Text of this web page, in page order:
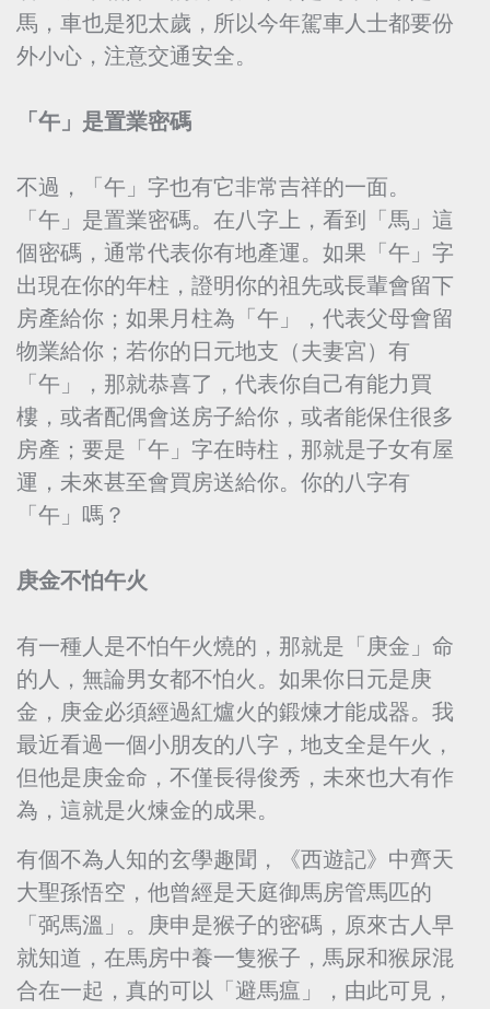
馬，車也是犯太歲，所以今年駕車人士都要份
外小心，注意交通安全。
「午」是置業密碼
不過，「午」字也有它非常吉祥的一面。
「午」是置業密碼。在八字上，看到「馬」這
個密碼，通常代表你有地產運。如果「午」字
出現在你的年柱，證明你的祖先或長輩會留下
房產給你；如果月柱為「午」，代表父母會留
物業給你；若你的日元地支（夫妻宮）有
「午」，那就恭喜了，代表你自己有能力買
樓，或者配偶會送房子給你，或者能保住很多
房產；要是「午」字在時柱，那就是子女有屋
運，未來甚至會買房送給你。你的八字有
「午」嗎？
庚金不怕午火
有一種人是不怕午火燒的，那就是「庚金」命
的人，無論男女都不怕火。如果你日元是庚
金，庚金必須經過紅爐火的鍛煉才能成器。我
最近看過一個小朋友的八字，地支全是午火，
但他是庚金命，不僅長得俊秀，未來也大有作
為，這就是火煉金的成果。
有個不為人知的玄學趣聞，《西遊記》中齊天
大聖孫悟空，他曾經是天庭御馬房管馬匹的
「弼馬溫」。庚申是猴子的密碼，原來古人早
就知道，在馬房中養一隻猴子，馬尿和猴尿混
合在一起，真的可以「避馬瘟」，由此可見，